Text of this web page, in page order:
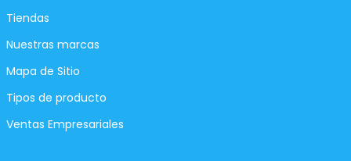
Tiendas
Nuestras marcas
Mapa de Sitio
Tipos de producto
Ventas Empresariales